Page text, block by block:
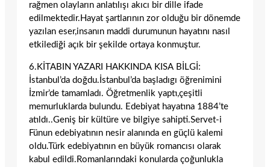
rağmen olayların anlatılışı akıcı bir dille ifade
edilmektedir.Hayat şartlarının zor olduğu bir dönemde
yazılan eser,insanın maddi durumunun hayatını nasıl
etkilediği açık bir şekilde ortaya konmuştur.
6.KİTABIN YAZARI HAKKINDA KISA BİLGİ:
İstanbul’da doğdu.İstanbul’da başladıgı öğrenimini
İzmir’de tamamladı. Öğretmenlik yaptı,çeşitli
memurluklarda bulundu. Edebiyat hayatına 1884’te
atıldı..Geniş bir kültüre ve bilgiye sahipti.Servet-i
Fünun edebiyatının nesir alanında en güçlü kalemi
oldu.Türk edebiyatının en büyük romancısı olarak
kabul edildi.Romanlarındaki konularda çoğunlukla